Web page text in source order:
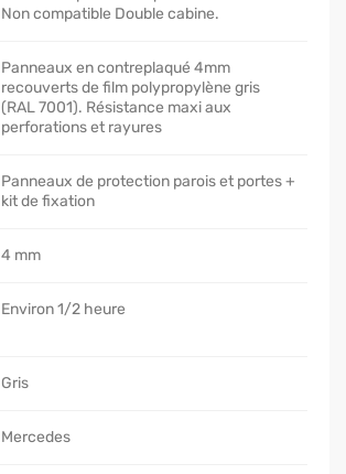
Non compatible Double cabine.
Panneaux en contreplaqué 4mm
recouverts de film polypropylène gris
(RAL 7001). Résistance maxi aux
perforations et rayures
Panneaux de protection parois et portes +
kit de fixation
4 mm
Environ 1/2 heure
Gris
Mercedes